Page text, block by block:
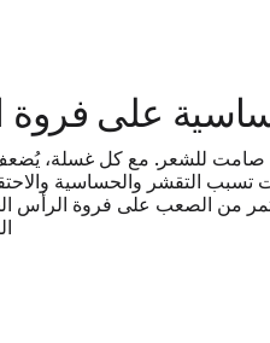
على
صامت للشعر. مع كل غسلة، يُضعف
تسبب التقشر والحساسية
من الصعب على فروة الرأس